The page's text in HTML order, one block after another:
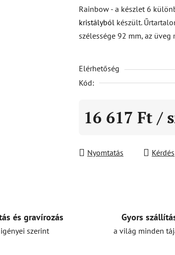
értékelése
5-
ből
csillag.
Rainbow - a készlet 6
kristályból készült.
szélessége 92 mm, az üveg
Elérhetőség
Kód:
16 617 Ft /
Nyomtatás Kérdés
és gravírozás
szerint
Gyors
a világ minden